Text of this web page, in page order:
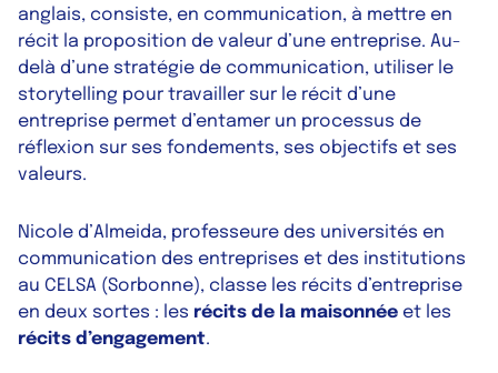
anglais, consiste, en communication, à mettre en
récit la proposition de valeur d’une entreprise. Au-
delà d’une stratégie de communication, utiliser le
storytelling pour travailler sur le récit d’une
entreprise permet d’entamer un processus de
réflexion sur ses fondements, ses objectifs et ses
valeurs.
Nicole d’Almeida, professeure des universités en
communication des entreprises et des institutions
au CELSA (Sorbonne), classe les récits d’entreprise
en deux sortes : les récits de la maisonnée et les
récits d’engagement.